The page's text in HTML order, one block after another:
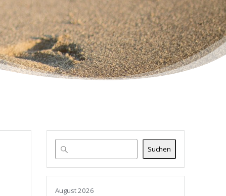
Suchen
August 2026